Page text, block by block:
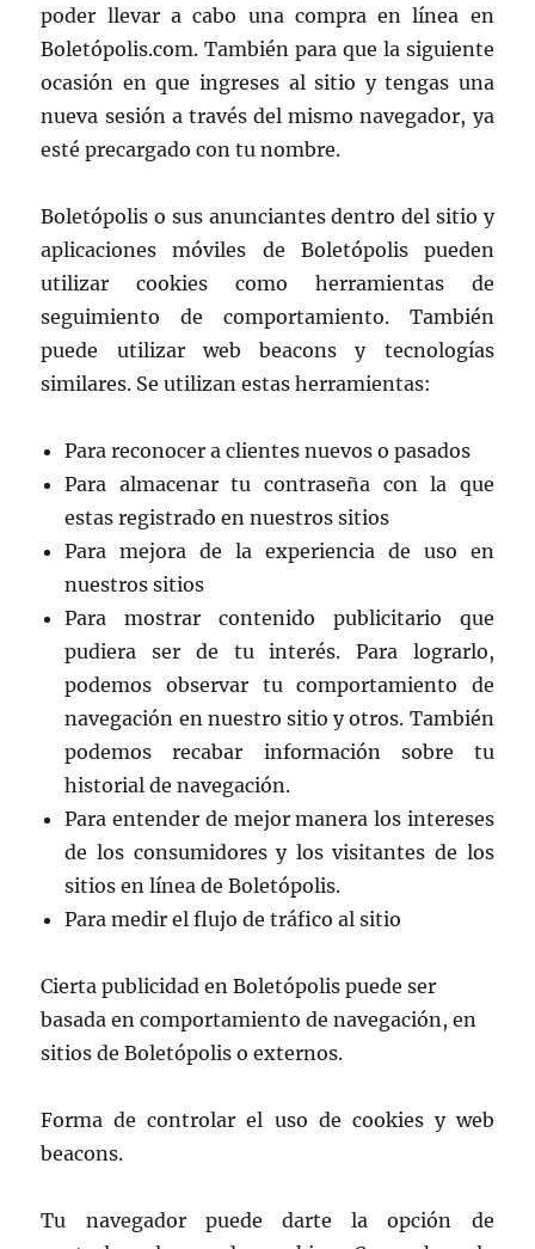
poder llevar a cabo una compra en línea en
Boletópolis.com. También para que la siguiente
ocasión en que ingreses al sitio y tengas una
nueva sesión a través del mismo navegador, ya
esté precargado con tu nombre.
Boletópolis o sus anunciantes dentro del sitio y
aplicaciones móviles de Boletópolis pueden
utilizar cookies como herramientas de
seguimiento de comportamiento. También
puede utilizar web beacons y tecnologías
similares. Se utilizan estas herramientas:
Para reconocer a clientes nuevos o pasados
Para almacenar tu contraseña con la que
estas registrado en nuestros sitios
Para mejora de la experiencia de uso en
nuestros sitios
Para mostrar contenido publicitario que
pudiera ser de tu interés. Para lograrlo,
podemos observar tu comportamiento de
navegación en nuestro sitio y otros. También
podemos recabar información sobre tu
historial de navegación.
Para entender de mejor manera los intereses
de los consumidores y los visitantes de los
sitios en línea de Boletópolis.
Para medir el flujo de tráfico al sitio
Cierta publicidad en Boletópolis puede ser
basada en comportamiento de navegación, en
sitios de Boletópolis o externos.
Forma de controlar el uso de cookies y web
beacons.
Tu navegador puede darte la opción de